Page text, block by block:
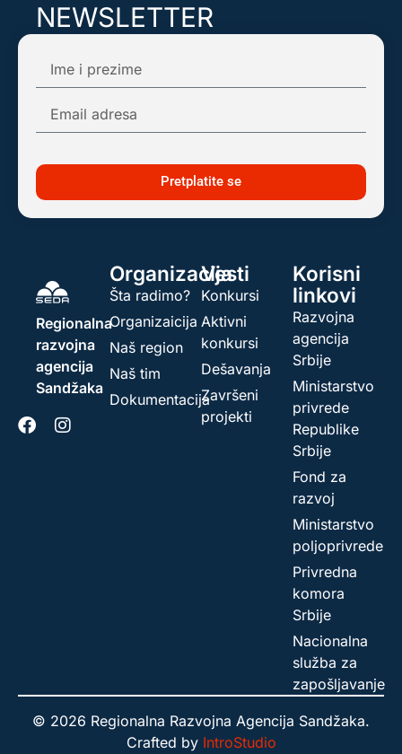
NEWSLETTER
dobijali obaveštenja o najnovijim dešavanjima!
Pretplatite se
Regionalna
razvojna
agencija
Sandžaka
Organizacija
Šta radimo?
Organizaicija
Naš region
Naš tim
Dokumentacija
Vesti
Konkursi
Aktivni
konkursi
Dešavanja
Završeni
projekti
Korisni
linkovi
Razvojna
agencija
Srbije
Ministarstvo
privrede
Republike
Srbije
Fond za
razvoj
Ministarstvo
poljoprivrede
Privredna
komora
Srbije
Nacionalna
služba za
zapošljavanje
© 2026 Regionalna Razvojna Agencija Sandžaka.
Crafted by IntroStudio